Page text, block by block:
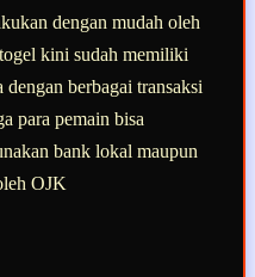
dengan mudah oleh
kini sudah memiliki
berbagai transaksi
para pemain bisa
bank lokal maupun
OJK